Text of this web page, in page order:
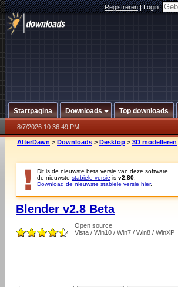
Registreren|Login:
Startpagina Downloads Top downloads
8/7/2026 10:36:49 PM
AfterDawn > Downloads > Desktop > 3D modelleren
Dit is de nieuwste beta versie van deze software.
de nieuwste stabiele versie is v2.80
Download de nieuwste stabiele versie hier.
Blender v2.8 Beta
Open source
Vista / Win10 / Win7 / Win8 / WinXP